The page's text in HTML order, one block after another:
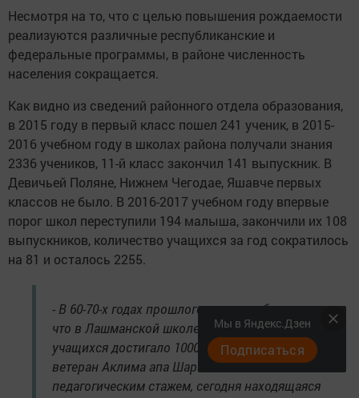
Несмотря на то, что с целью повышения рождаемости
реализуются различные республиканские и
федеральные программы, в районе численность
населения сокращается.
Как видно из сведений районного отдела образования,
в 2015 году в первый класс пошел 241 ученик, в 2015-
2016 учебном году в школах района получали знания
2336 учеников, 11-й класс закончил 141 выпускник. В
Девичьей Поляне, Нижнем Чегодае, Яшавче первых
классов не было. В 2016-2017 учебном году впервые
порог школ переступили 194 малыша, закончили их 108
выпускников, количество учащихся за год сократилось
на 81 и осталось 2255.
- В 60-70-х годах прошлого столетия бывало,
что в Лашманской школе количество
учащихся достигало 1000, - говорит учитель-
ветеран Аклима апа Шарапова с 40-летним
педагогическим стажем, сегодня находящаяся
Мы в Яндекс.Дзен
Подписаться